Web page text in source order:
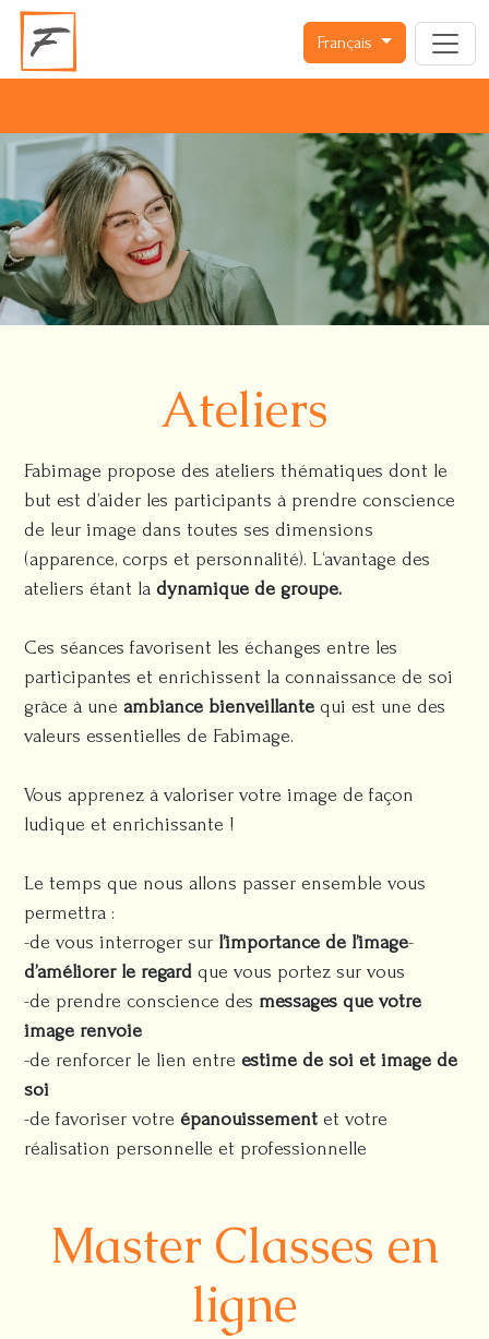
Français
Ateliers
Fabimage propose des ateliers thématiques dont le
but est d’aider les participants à prendre conscience
de leur image dans toutes ses dimensions
(apparence, corps et personnalité). L‘avantage des
ateliers étant ladynamique de groupe.
Ces séances favorisent les échanges entre les
participantes et enrichissent la connaissance de soi
grâce à uneambiance bienveillante qui est une des
valeurs essentielles de Fabimage.
Vous apprenez à valoriser votre image de façon
ludique et enrichissante !
Le temps que nous allons passer ensemble vous
permettra :
-de vous interroger sur l’importance de l’image-
d’améliorer le regard que vous portez sur vous
-de prendre conscience des messages que votre
image renvoie
-de renforcer le lien entreestime de soi et image de
soi
-de favoriser votreépanouissement et votre
réalisation personnelle et professionnelle
Master Classes en
ligne